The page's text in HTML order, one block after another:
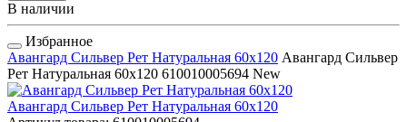
В наличии
Избранное
Авангард Сильвер Рет Натуральная 60x120 Авангард Сильвер
Рет Натуральная 60x120 610010005694 New
Авангард Сильвер Рет Натуральная 60x120